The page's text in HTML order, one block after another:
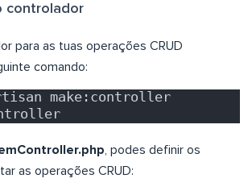
controlador
para as tuas operações CRUD
comando:
make:controller
, podes definir os
as operações CRUD: